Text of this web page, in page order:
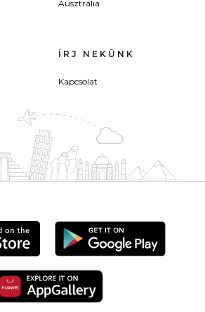
Ausztrália
ÍRJ NEKÜNK
Kapcsolat